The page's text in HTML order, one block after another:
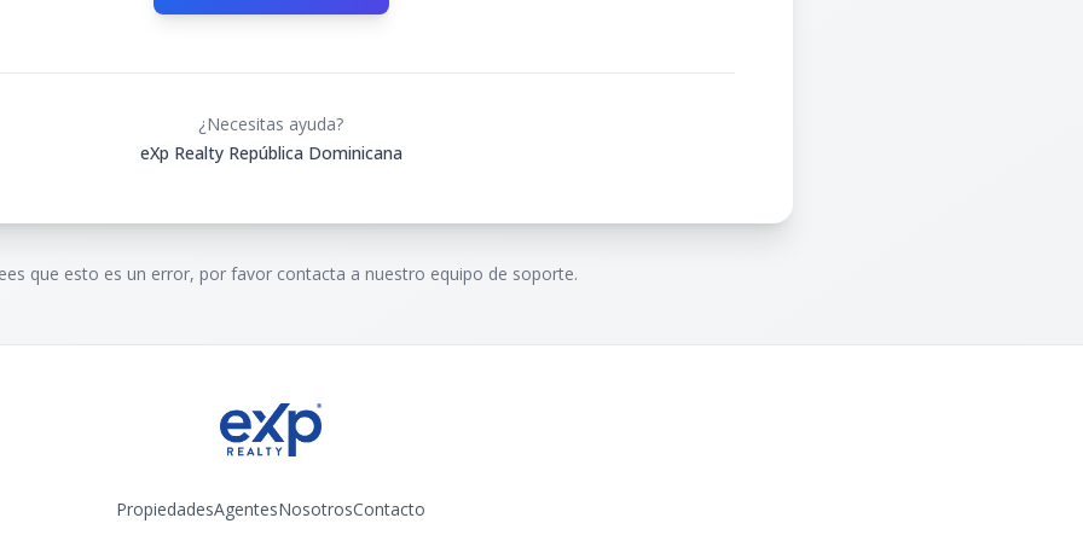
¿Necesitas ayuda?
eXp Realty República Dominicana
que esto es un error, por favor contacta a nuestro equipo de soporte.
PropiedadesAgentesNosotrosContacto